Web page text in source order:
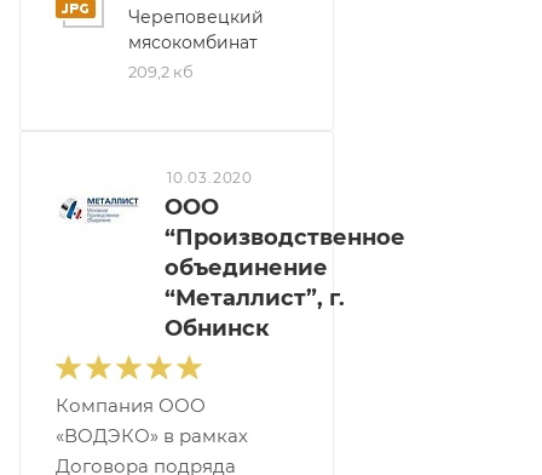
Череповецкий
мясокомбинат
209,2 кб
10.03.2020
ООО
“Производственное
объединение
“Металлист”, г.
Обнинск
Компания ООО
«ВОДЭКО» в рамках
Договора подряда